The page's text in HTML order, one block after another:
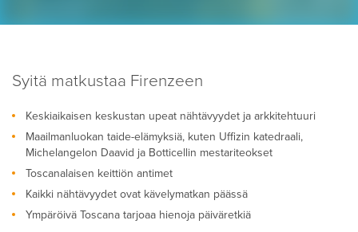
Syitä matkustaa Firenzeen
Keskiaikaisen keskustan upeat nähtävyydet ja arkkitehtuuri
Maailmanluokan taide-elämyksiä, kuten Uffizin katedraali,
Michelangelon Daavid ja Botticellin mestariteokset
Toscanalaisen keittiön antimet
Kaikki nähtävyydet ovat kävelymatkan päässä
Ympäröivä Toscana tarjoaa hienoja päiväretkiä